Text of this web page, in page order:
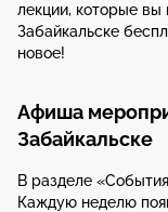
лекции, которые
Забайкальске
новое!
Афиша
Забайкальске
В разделе
Каждую неделю